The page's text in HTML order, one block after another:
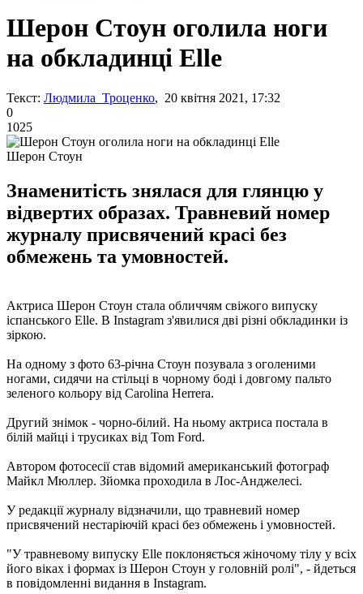
Шерон Стоун оголила ноги
на обкладинці Elle
Текст: Людмила Троценко, 20 квітня 2021, 17:32
0
1025
Шерон Стоун
Знаменитість знялася для глянцю у
відвертих образах. Травневий номер
журналу присвячений красі без
обмежень та умовностей.
Актриса Шерон Стоун стала обличчям свіжого випуску
іспанського Elle. В Instagram з'явилися дві різні обкладинки із
зіркою.
На одному з фото 63-річна Стоун позувала з оголеними
ногами, сидячи на стільці в чорному боді і довгому пальто
зеленого кольору від Carolina Herrera.
Другий знімок - чорно-білий. На ньому актриса постала в
білій майці і трусиках від Tom Ford.
Автором фотосесії став відомий американський фотограф
Майкл Мюллер. Зйомка проходила в Лос-Анджелесі.
У редакції журналу відзначили, що травневий номер
присвячений нестаріючій красі без обмежень і умовностей.
"У травневому випуску Elle поклоняється жіночому тілу у всіх
його віках і формах із Шерон Стоун у головній ролі", - йдеться
в повідомленні видання в Instagram.